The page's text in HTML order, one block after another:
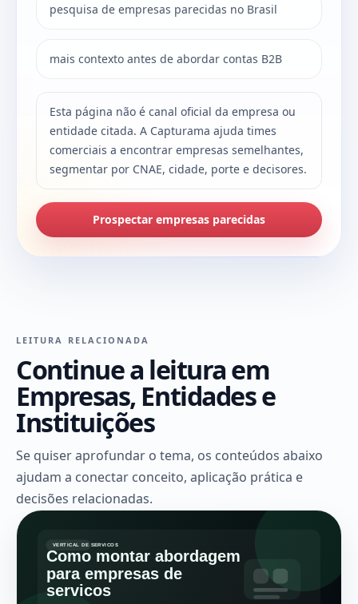
pesquisa de empresas parecidas no Brasil
mais contexto antes de abordar contas B2B
Esta página não é canal oficial da empresa ou
entidade citada. A Capturama ajuda times
comerciais a encontrar empresas semelhantes,
segmentar por CNAE, cidade, porte e decisores.
Prospectar empresas parecidas
LEITURA RELACIONADA
Continue a leitura em
Empresas, Entidades e
Instituições
Se quiser aprofundar o tema, os conteúdos abaixo
ajudam a conectar conceito, aplicação prática e
decisões relacionadas.